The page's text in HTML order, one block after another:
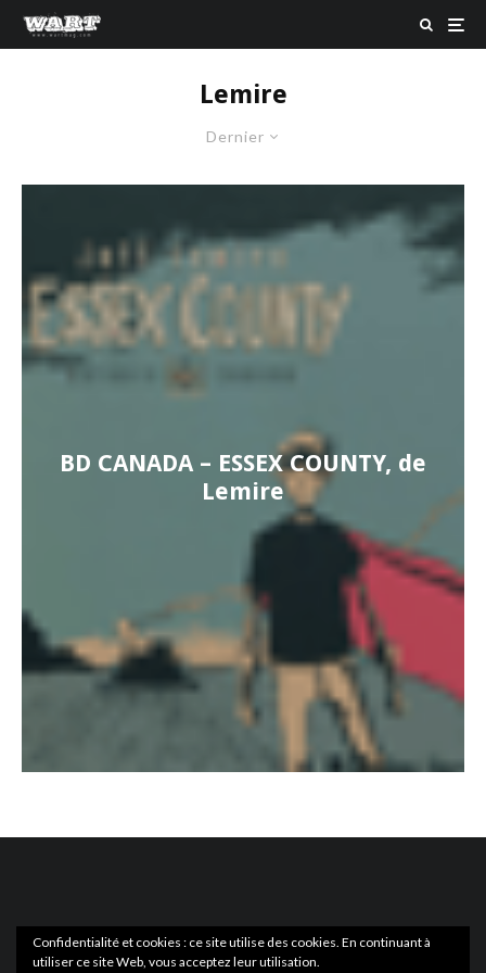
Lemire
Dernier
BD CANADA – ESSEX COUNTY, de
Lemire
Confidentialité et cookies : ce site utilise des cookies. En continuant à
utiliser ce site Web, vous acceptez leur utilisation.